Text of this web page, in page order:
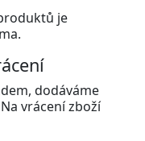
je
dodáváme
vrácení zboží